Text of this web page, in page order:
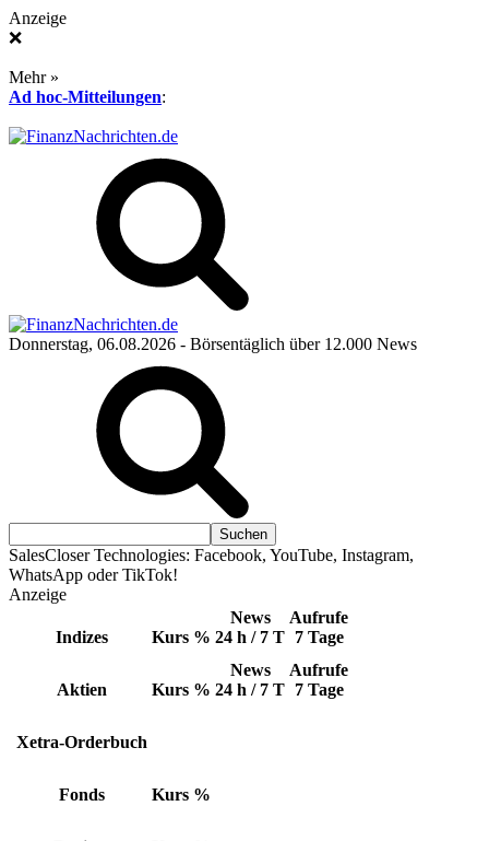
Anzeige
❌
Mehr »
Ad hoc-Mitteilungen:
Donnerstag, 06.08.2026 - Börsentäglich über 12.000 News
SalesCloser Technologies: Facebook, YouTube, Instagram,
WhatsApp oder TikTok!
Anzeige
Indizes Kurs %
News
24 h / 7 T
Aufrufe
7 Tage
Aktien Kurs %
News
24 h / 7 T
Aufrufe
7 Tage
Xetra-Orderbuch
Fonds Kurs %